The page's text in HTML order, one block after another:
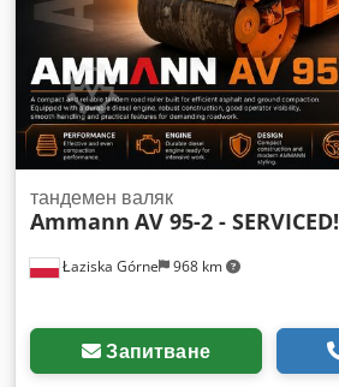
Łaziska Górne 968 km
тандемен валяк
Ammann AV 95-2 - SERVICED!
Запитване